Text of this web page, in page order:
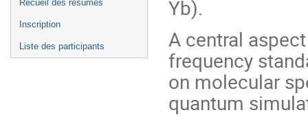
Recueil des résumés
Inscription
Liste des participants
Yb).
A central
frequency
on molecular
quantum